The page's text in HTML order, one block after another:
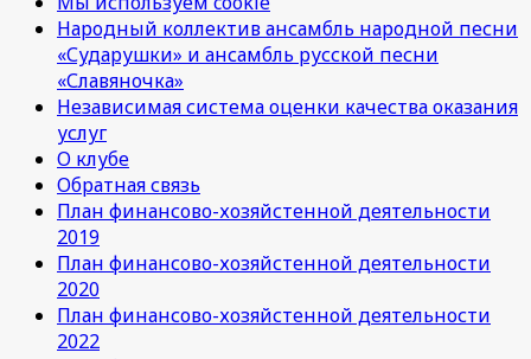
Народный коллектив ансамбль народной песни
«Сударушки» и ансамбль русской песни
«Славяночка»
Независимая система оценки качества оказания
услуг
О клубе
Обратная связь
План финансово-хозяйстенной деятельности
2019
План финансово-хозяйстенной деятельности
2020
План финансово-хозяйстенной деятельности
2022